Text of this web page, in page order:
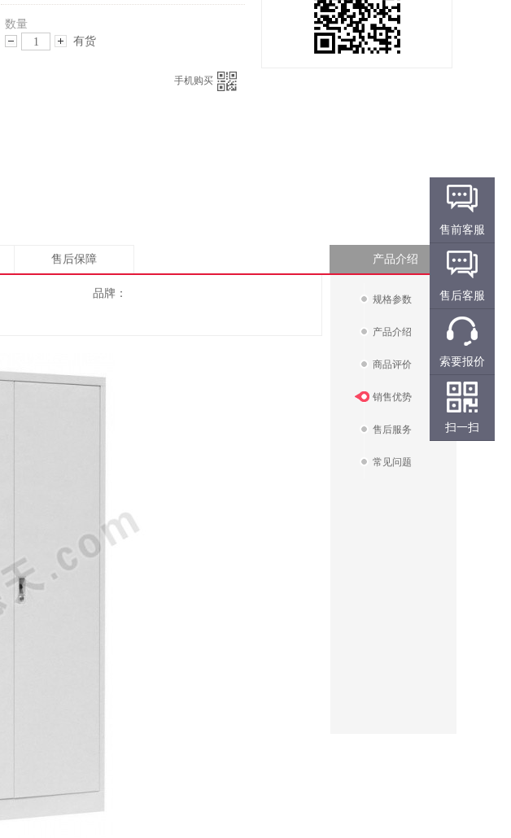
数量
有货
手机购买
售后保障 产品介绍
规格参数
产品介绍
商品评价
销售优势
售后服务
常见问题
品牌：
售前客服
售后客服
索要报价
扫一扫